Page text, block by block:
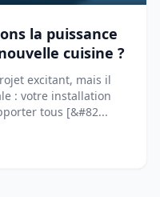
la puissance
cuisine ?
excitant, mais il
: votre installation
tous [&#82...